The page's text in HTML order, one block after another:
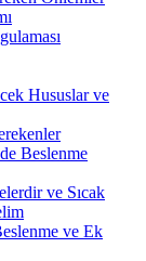
Hususlar ve
Beslenme
ve Sıcak
ve Ek